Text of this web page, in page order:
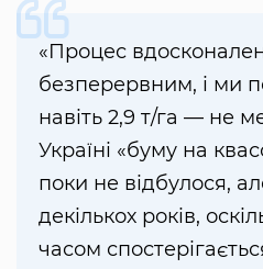
«Процес
безперервним, і ми
навіть 2,9 т/га — не
Україні «буму на
поки не відбулося,
декількох років,
часом